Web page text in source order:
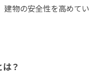
建物の安全性を高めてい
？